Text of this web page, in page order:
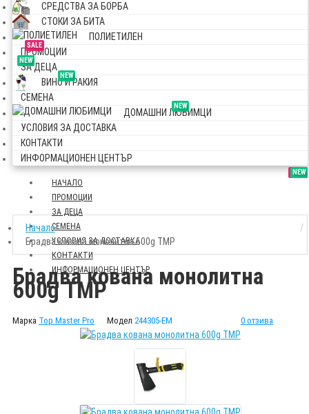
СРЕДСТВА ЗА БОРБА
СТОКИ ЗА БИТА
ПОЛИЕТИЛЕН
SALE
ПРОМОЦИИ
NEW
ЗА ДЕЦА
NEW
ВИНО И РАКИЯ
СЕМЕНА
NEW
ДОМАШНИ ЛЮБИМЦИ
УСЛОВИЯ ЗА ДОСТАВКА
КОНТАКТИ
ИНФОРМАЦИОНЕН ЦЕНТЪР
НАЧАЛО
SALE
ПРОМОЦИИ
NEW
ЗА ДЕЦА
СЕМЕНА
УСЛОВИЯ ЗА ДОСТАВКА
КОНТАКТИ
ИНФОРМАЦИОНЕН ЦЕНТЪР
Начало
Брадва кована монолитна 600g TMP
Брадва кована монолитна
600g TMP
Марка Top Master Pro Модел 244305-EM 0 отзива